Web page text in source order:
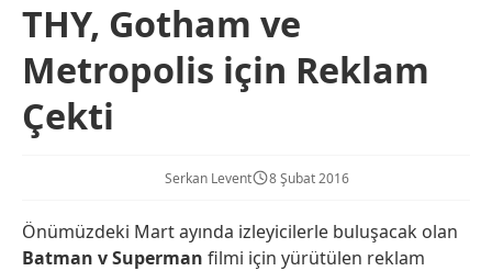
THY, Gotham ve
Metropolis için Reklam
Çekti
Serkan Levent 8 Şubat 2016
Önümüzdeki Mart ayında izleyicilerle buluşacak olan
Batman v Superman filmi için yürütülen reklam